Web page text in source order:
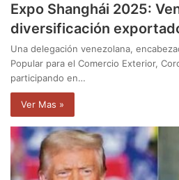
Expo Shanghái 2025:
diversificación
Una delegación venezolana,
Popular para el Comercio Exterior,
participando en…
Ver Mas »